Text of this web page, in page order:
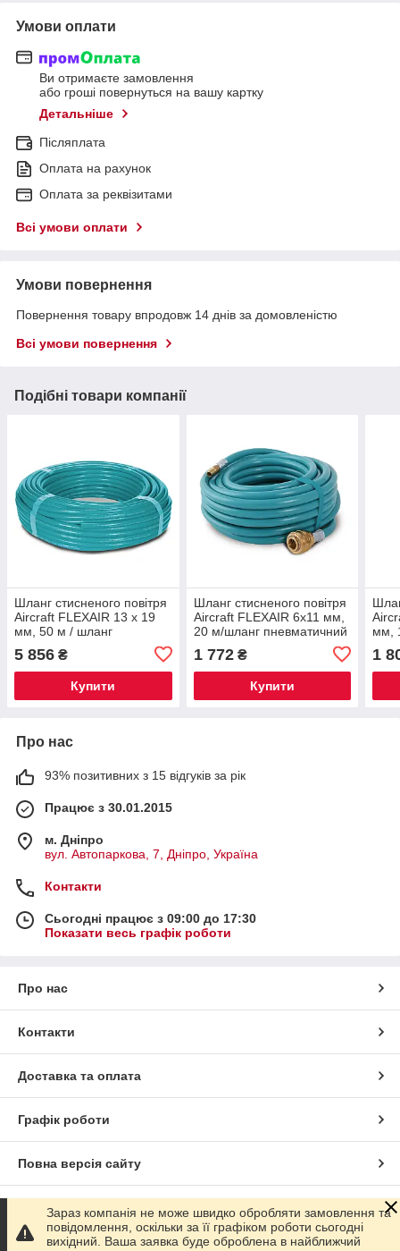
Умови оплати
Ви отримаєте замовлення
або гроші повернуться на вашу картку
Детальніше
Післяплата
Оплата на рахунок
Оплата за реквізитами
Всі умови оплати
Умови повернення
Повернення товару впродовж 14 днів за домовленістю
Всі умови повернення
Подібні товари компанії
Шланг стисненого повітря
Aircraft FLEXAIR 13 x 19
мм, 50 м / шланг
5 856 ₴
Купити
Шланг стисненого повітря
Aircraft FLEXAIR 6x11 мм,
20 м/шланг пневматичний
1 772₴
Купити
мм,
1
Про нас
93% позитивних з 15 відгуків за рік
Працює з 30.01.2015
м. Дніпро
вул. Автопаркова, 7, Дніпро, Україна
Контакти
Сьогодні працює з 09:00 до 17:30
Показати весь графік роботи
Про нас
Контакти
Доставка та оплата
Графік роботи
Повна версія сайту
Сайт створено на маркетплейсі Prom.ua
Зараз компанія не може швидко обробляти замовлення та
повідомлення, оскільки за її графіком роботи сьогодні
вихідний. Ваша заявка буде оброблена в найближчий